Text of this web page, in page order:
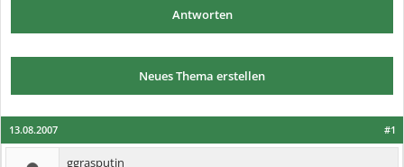
Antworten
Neues Thema erstellen
#1
13.08.2007
ggrasputin